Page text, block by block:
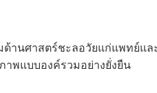
นศาสตร์ชะลอวัยแก่แพทย์แล
าพแบบองค์รวมอย่างยั่งยืน